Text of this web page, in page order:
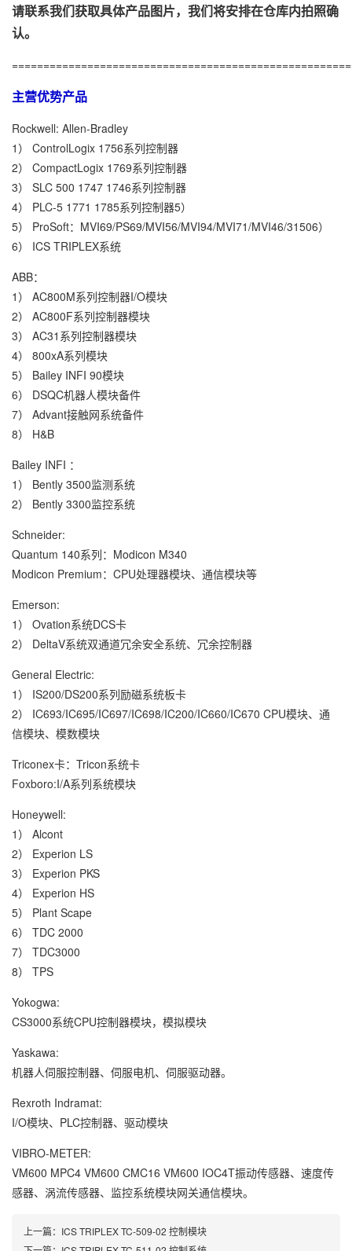
请联系我们获取具体产品图片，我们将安排在仓库内拍照确
认。
主营优势产品
Rockwell: Allen-Bradley
1） ControlLogix 1756系列控制器
2） CompactLogix 1769系列控制器
3） SLC 500 1747 1746系列控制器
4） PLC-5 1771 1785系列控制器5）
5） ProSoft：MVI69/PS69/MVI56/MVI94/MVI71/MVI46/31506）
6） ICS TRIPLEX系统
ABB：
1） AC800M系列控制器I/O模块
2） AC800F系列控制器模块
3） AC31系列控制器模块
4） 800xA系列模块
5） Bailey INFI 90模块
6） DSQC机器人模块备件
7） Advant接触网系统备件
8） H&B
Bailey INFI ：
1） Bently 3500监测系统
2） Bently 3300监控系统
Schneider:
Quantum 140系列：Modicon M340
Modicon Premium：CPU处理器模块、通信模块等
Emerson:
1） Ovation系统DCS卡
2） DeltaV系统双通道冗余安全系统、冗余控制器
General Electric:
1） IS200/DS200系列励磁系统板卡
2） IC693/IC695/IC697/IC698/IC200/IC660/IC670 CPU模块、通
信模块、模数模块
Triconex卡：Tricon系统卡
Foxboro:I/A系列系统模块
Honeywell:
1） Alcont
2） Experion LS
3） Experion PKS
4） Experion HS
5） Plant Scape
6） TDC 2000
7） TDC3000
8） TPS
Yokogwa:
CS3000系统CPU控制器模块，模拟模块
Yaskawa:
机器人伺服控制器、伺服电机、伺服驱动器。
Rexroth Indramat:
I/O模块、PLC控制器、驱动模块
VIBRO-METER:
VM600 MPC4 VM600 CMC16 VM600 IOC4T振动传感器、速度传
感器、涡流传感器、监控系统模块网关通信模块。
上一篇： ICS TRIPLEX TC-509-02 控制模块